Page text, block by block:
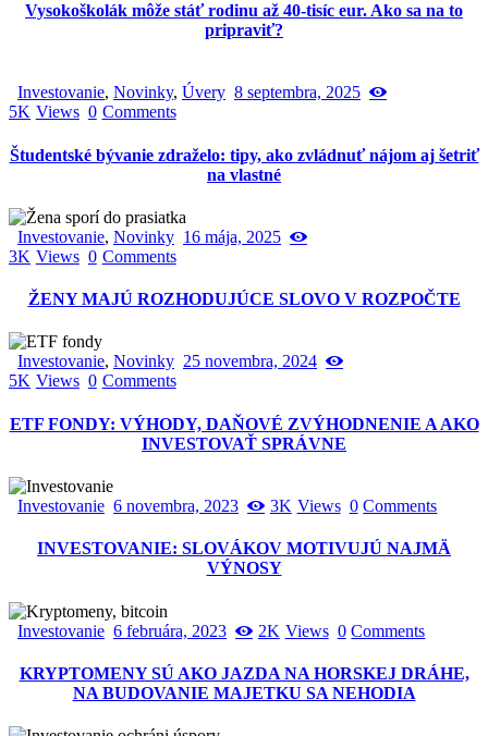
Vysokoškolák môže stáť rodinu až 40-tisíc eur. Ako sa na to
pripraviť?
Investovanie, Novinky, Úvery 8 septembra, 2025
5K Views 0 Comments
Študentské bývanie zdraželo: tipy, ako zvládnuť nájom aj šetriť
na vlastné
Investovanie, Novinky 16 mája, 2025
3K Views 0 Comments
ŽENY MAJÚ ROZHODUJÚCE SLOVO V ROZPOČTE
Investovanie, Novinky 25 novembra, 2024
5K Views 0 Comments
ETF FONDY: VÝHODY, DAŇOVÉ ZVÝHODNENIE A AKO
INVESTOVAŤ SPRÁVNE
Investovanie 6 novembra, 2023 3K Views 0 Comments
INVESTOVANIE: SLOVÁKOV MOTIVUJÚ NAJMÄ
VÝNOSY
Investovanie 6 februára, 2023 2K Views 0 Comments
KRYPTOMENY SÚ AKO JAZDA NA HORSKEJ DRÁHE,
NA BUDOVANIE MAJETKU SA NEHODIA